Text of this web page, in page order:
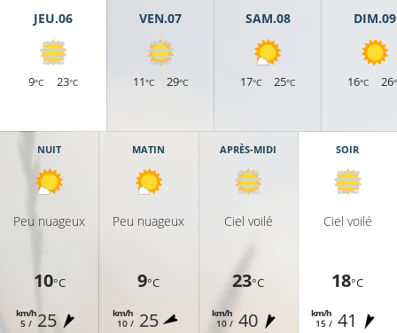
JEU.06
9°C 23°C
VEN.07
11°C 29°C
SAM.08
17°C 25°C
DIM.09
16°C 26
NUIT
Peu nuageux
10°C
5 /
km/h25
MATIN
Peu nuageux
9°C
10 /
km/h 25
APRÈS-MIDI
Ciel voilé
23°C
10 /
km/h 40
SOIR
Ciel voilé
18°C
15 /
km/h 41